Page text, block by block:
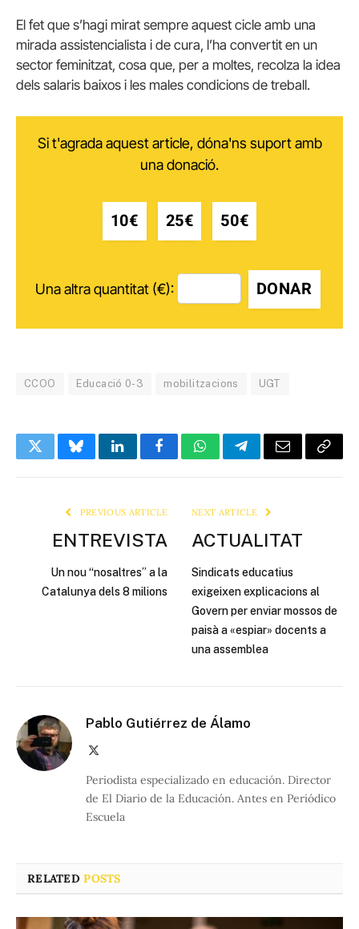
El fet que s’hagi mirat sempre aquest cicle amb una
mirada assistencialista i de cura, l’ha convertit en un
sector feminitzat, cosa que, per a moltes, recolza la idea
dels salaris baixos i les males condicions de treball.
Si t'agrada aquest article, dóna'ns suport amb
una donació.
10€ 25€ 50€
Una altra quantitat (€): DONAR
CCOO Educació 0-3 mobilitzacions UGT
TwitterBlueskyLinkedInFacebookWhatsAppTelegramEmail Copy
PREVIOUS ARTICLE
ENTREVISTA
Un nou “nosaltres” a la
Catalunya dels 8 milions
NEXT ARTICLE
ACTUALITAT
Sindicats educatius
exigeixen explicacions al
Govern per enviar mossos de
paisà a «espiar» docents a
una assemblea
Pablo Gutiérrez de Álamo
Periodista especializado en educación. Director
de El Diario de la Educación. Antes en Periódico
Escuela
RELATEDPOSTS